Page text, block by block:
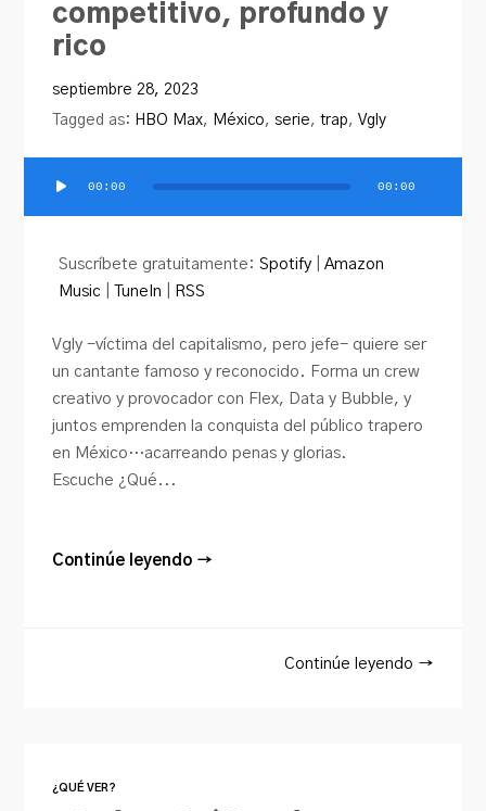
competitivo, profundo y
rico
septiembre 28, 2023
Tagged as: HBO Max, México,serie,trap,Vgly
Reproductor
00:00 00:00
Suscríbete gratuitamente:Spotify |Amazon
Music
TuneIn RSS
Vgly -víctima del capitalismo, pero jefe- quiere ser
un cantante famoso y reconocido. Forma un crew
creativo y provocador con Flex, Data y Bubble, y
juntos emprenden la conquista del público trapero
en México…acarreando penas y glorias.
Escuche ¿Qué...
Continúe leyendo →
Continúe leyendo →
¿QUÉ VER?